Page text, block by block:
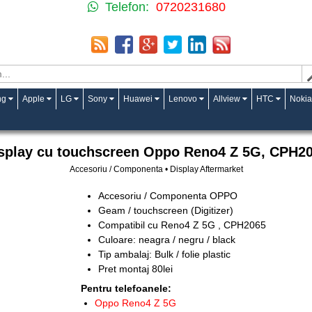
Telefon: 0720231680
Apple LG Sony Huawei Lenovo Allview HTC Nokia
cu touchscreen Oppo Reno4 Z 5G,
Accesoriu / Componenta • Display Aftermarket
Accesoriu / Componenta OPPO
Geam / touchscreen (Digitizer)
Compatibil cu Reno4 Z 5G , CPH2065
Culoare: neagra / negru / black
Tip ambalaj: Bulk / folie plastic
Pret montaj 80lei
Pentru telefoanele:
Oppo Reno4 Z 5G